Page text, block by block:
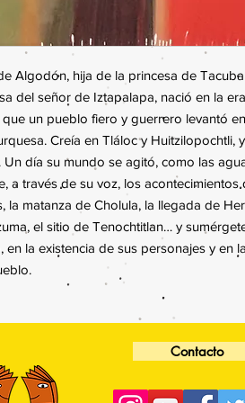
Algodón, hija de la princesa de
del señor de Iztapalapa, nació en la
un pueblo fiero y guerrero levantó
Creía en Tláloc y Huitzilopochtli,
Un día su mundo se agitó, como las
a través de su voz, los
la matanza de Cholula, la llegada de
el sitio de Tenochtitlan… y
en la existencia de sus personajes y en
Contacto